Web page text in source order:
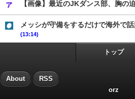
【画像】最近のJKダンス部、胸の
メッシが守備をするだけで海外で話
(13:14)
トップ
About RSS
orz